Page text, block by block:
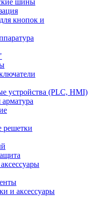
шины
кнопок и
устройства (PLC, HMI)
решетки
и аксессуары